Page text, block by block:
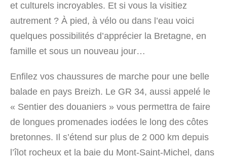
et culturels incroyables. Et si vous la visitiez
autrement ? À pied, à vélo ou dans l’eau voici
quelques possibilités d’apprécier la Bretagne, en
famille et sous un nouveau jour…
Enfilez vos chaussures de marche pour une belle
balade en pays Breizh. Le GR 34, aussi appelé le
« Sentier des douaniers » vous permettra de faire
de longues promenades iodées le long des côtes
bretonnes. Il s’étend sur plus de 2 000 km depuis
l’îlot rocheux et la baie du Mont-Saint-Michel, dans